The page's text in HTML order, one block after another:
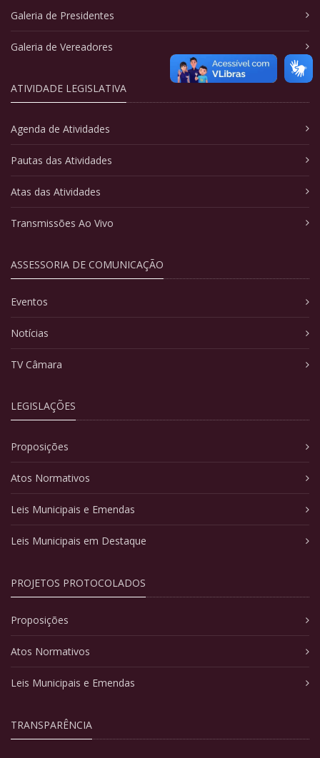
Galeria de Presidentes
Galeria de Vereadores
ATIVIDADE LEGISLATIVA
Agenda de Atividades
Pautas das Atividades
Atas das Atividades
Transmissões Ao Vivo
ASSESSORIA DE COMUNICAÇÃO
Eventos
Notícias
TV Câmara
LEGISLAÇÕES
Proposições
Atos Normativos
Leis Municipais e Emendas
Leis Municipais em Destaque
PROJETOS PROTOCOLADOS
Proposições
Atos Normativos
Leis Municipais e Emendas
TRANSPARÊNCIA